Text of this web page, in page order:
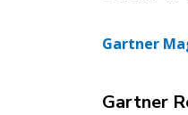
Gartner
Gartner